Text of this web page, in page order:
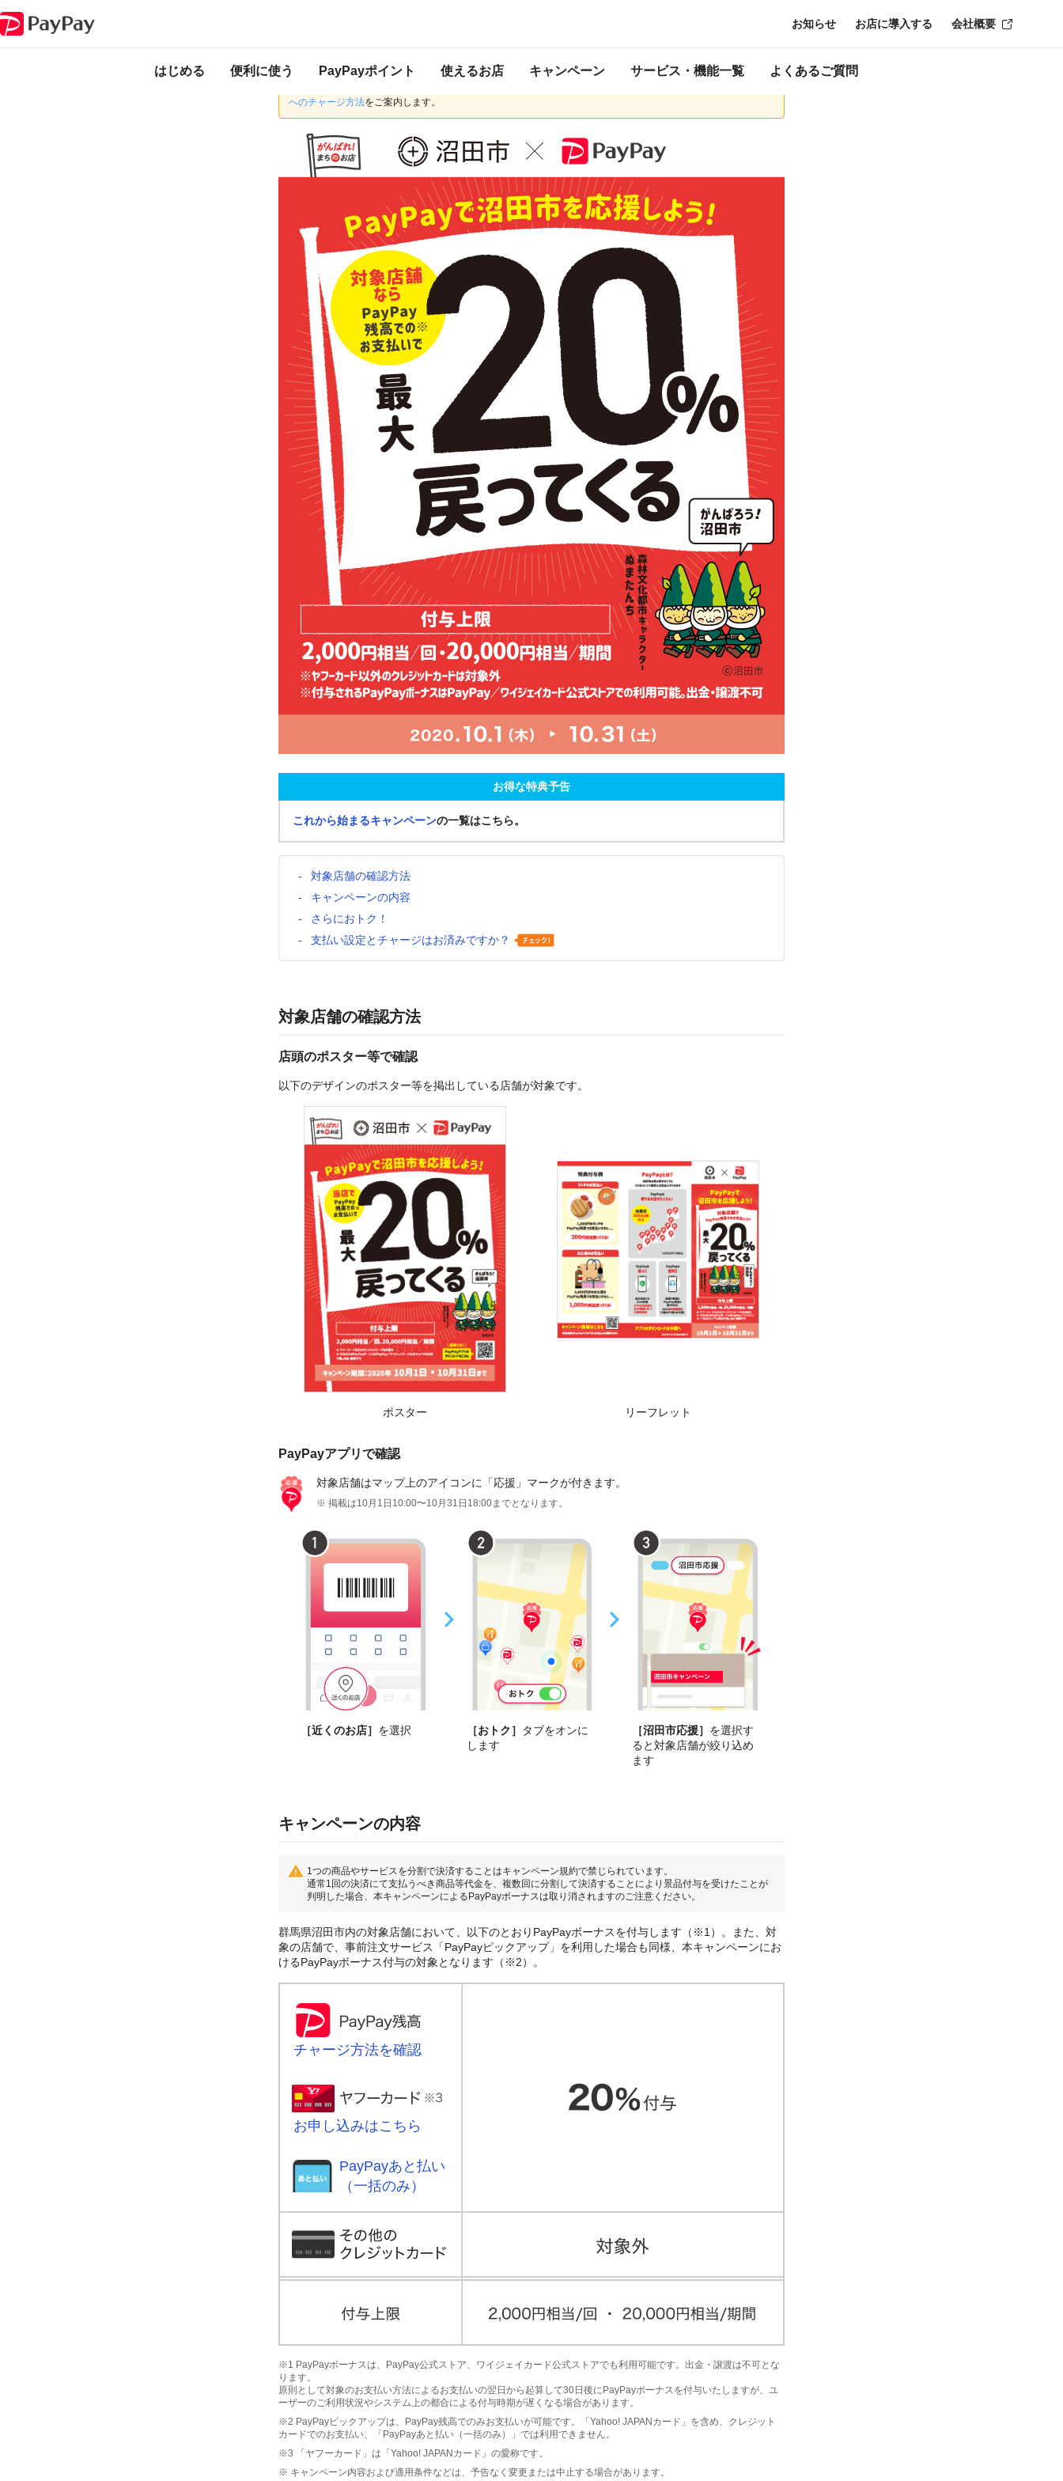
はじめる 便利に使う PayPayポイント 使えるお店 キャンペーン サービス・機能一覧 よくあるご質問
お知らせ お店に導入する 会社概要
ります。
へのチャージ方法をご案内します。
お得な特典予告
これから始まるキャンペーンの一覧はこちら。
対象店舗の確認方法
キャンペーンの内容
さらにおトク！
支払い設定とチャージはお済みですか？
対象店舗の確認方法
店頭のポスター等で確認
以下のデザインのポスター等を掲出している店舗が対象です。
ポスター リーフレット
PayPayアプリで確認
対象店舗はマップ上のアイコンに「応援」マークが付きます。
※ 掲載は10月1日10:00〜10月31日18:00までとなります。
［近くのお店］ を選択 ［おトク］
タブをオンに
します
［沼田市応援］ を選択す
ると対象店舗が絞り込め
ます
キャンペーンの内容
1つの商品やサービスを分割で決済することはキャンペーン規約で禁じられています。
通常1回の決済にて支払うべき商品等代金を、複数回に分割して決済することにより景品付与を受けたことが
判明した場合、本キャンペーンによるPayPayボーナスは取り消されますのご注意ください。
群馬県沼田市内の対象店舗において、以下のとおりPayPayボーナスを付与します（※1）。また、対
象の店舗で、事前注文サービス「PayPayピックアップ」を利用した場合も同様、本キャンペーンにお
けるPayPayボーナス付与の対象となります（※2）。
チャージ方法を確認
お申し込みはこちら
PayPayあと払い
（一括のみ）
※1 PayPayボーナスは、PayPay公式ストア、ワイジェイカード公式ストアでも利用可能です。出金・譲渡は不可とな
ります。
原則として対象のお支払い方法によるお支払いの翌日から起算して30日後にPayPayボーナスを付与いたしますが、ユ
ーザーのご利用状況やシステム上の都合による付与時期が遅くなる場合があります。
※2 PayPayピックアップは、PayPay残高でのみお支払いが可能です。「Yahoo! JAPANカード」を含め、クレジット
カードでのお支払い、「PayPayあと払い（一括のみ）」では利用できません。
※3 「ヤフーカード」は「Yahoo! JAPANカード」の愛称です。
※ キャンペーン内容および適用条件などは、予告なく変更または中止する場合があります。